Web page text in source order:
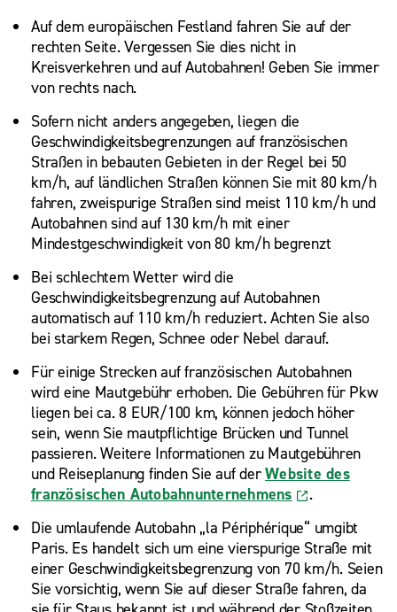
Auf dem europäischen Festland fahren Sie auf der
rechten Seite. Vergessen Sie dies nicht in
Kreisverkehren und auf Autobahnen! Geben Sie immer
von rechts nach.
Sofern nicht anders angegeben, liegen die
Geschwindigkeitsbegrenzungen auf französischen
Straßen in bebauten Gebieten in der Regel bei 50
km/h, auf ländlichen Straßen können Sie mit 80 km/h
fahren, zweispurige Straßen sind meist 110 km/h und
Autobahnen sind auf 130 km/h mit einer
Mindestgeschwindigkeit von 80 km/h begrenzt
Bei schlechtem Wetter wird die
Geschwindigkeitsbegrenzung auf Autobahnen
automatisch auf 110 km/h reduziert. Achten Sie also
bei starkem Regen, Schnee oder Nebel darauf.
Für einige Strecken auf französischen Autobahnen
wird eine Mautgebühr erhoben. Die Gebühren für Pkw
liegen bei ca. 8 EUR/100 km, können jedoch höher
sein, wenn Sie mautpflichtige Brücken und Tunnel
passieren. Weitere Informationen zu Mautgebühren
und Reiseplanung finden Sie auf derWebsite des
französischen Autobahnunternehmens
.
Die umlaufende Autobahn „la Périphérique“ umgibt
Paris. Es handelt sich um eine vierspurige Straße mit
einer Geschwindigkeitsbegrenzung von 70 km/h. Seien
Sie vorsichtig, wenn Sie auf dieser Straße fahren, da